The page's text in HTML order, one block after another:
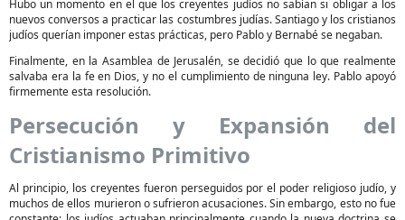
Hubo un momento en el que los creyentes judíos no sabían si obligar a los
nuevos conversos a practicar las costumbres judías. Santiago y los cristianos
judíos querían imponer estas prácticas, pero Pablo y Bernabé se negaban.
Finalmente, en la Asamblea de Jerusalén, se decidió que lo que realmente
salvaba era la fe en Dios, y no el cumplimiento de ninguna ley. Pablo apoyó
firmemente esta resolución.
Persecución y Expansión del
Cristianismo Primitivo
Al principio, los creyentes fueron perseguidos por el poder religioso judío, y
muchos de ellos murieron o sufrieron acusaciones. Sin embargo, esto no fue